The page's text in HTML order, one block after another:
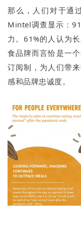
那么，人们对于通
Mintel调查显示：
力。61%的人认为
食品牌而言恰是一
订阅制，为人们带
感和品牌忠诚度。